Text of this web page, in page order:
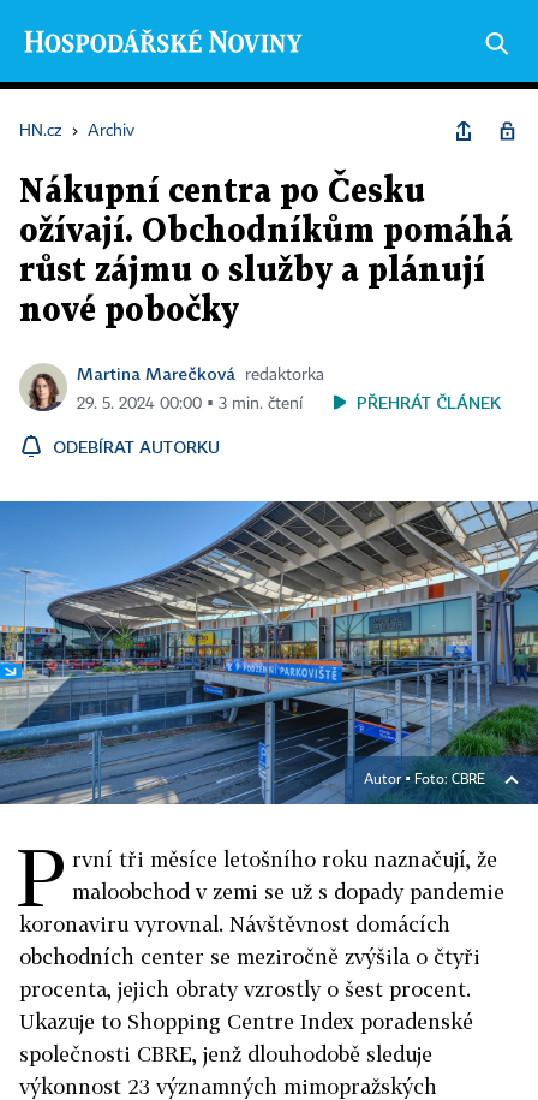
HN.cz › Archiv
Nákupní centra po Česku
ožívají. Obchodníkům pomáhá
růst zájmu o služby a plánují
nové pobočky
Martina Marečková
redaktorka
29. 5. 2024 00:00 ▪ 3 min. čtení
PŘEHRÁT ČLÁNEK
ODEBÍRAT AUTORKU
Autor ▪ Foto: CBRE
P rvní tři měsíce letošního roku naznačují, že
maloobchod v zemi se už s dopady pandemie
koronaviru vyrovnal. Návštěvnost domácích
obchodních center se meziročně zvýšila o čtyři
procenta, jejich obraty vzrostly o šest procent.
Ukazuje to Shopping Centre Index poradenské
společnosti CBRE, jenž dlouhodobě sleduje
výkonnost 23 významných mimopražských